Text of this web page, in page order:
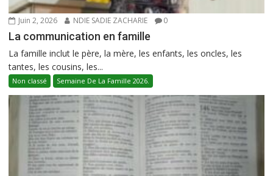
Juin 2, 2026 NDIE SADIE ZACHARIE 0
La communication en famille
La famille inclut le père, la mère, les enfants, les oncles, les
tantes, les cousins, les...
Non classé Semaine De La Famille 2026.